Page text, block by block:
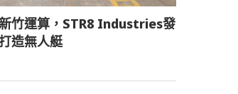
竹運算，STR8 Industries發
造無人艇